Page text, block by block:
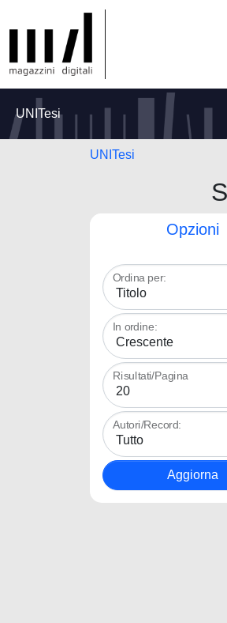
UNITesi
UNITesi
Opzioni
Ordina per:
In ordine:
Risultati/Pagina
Autori/Record: